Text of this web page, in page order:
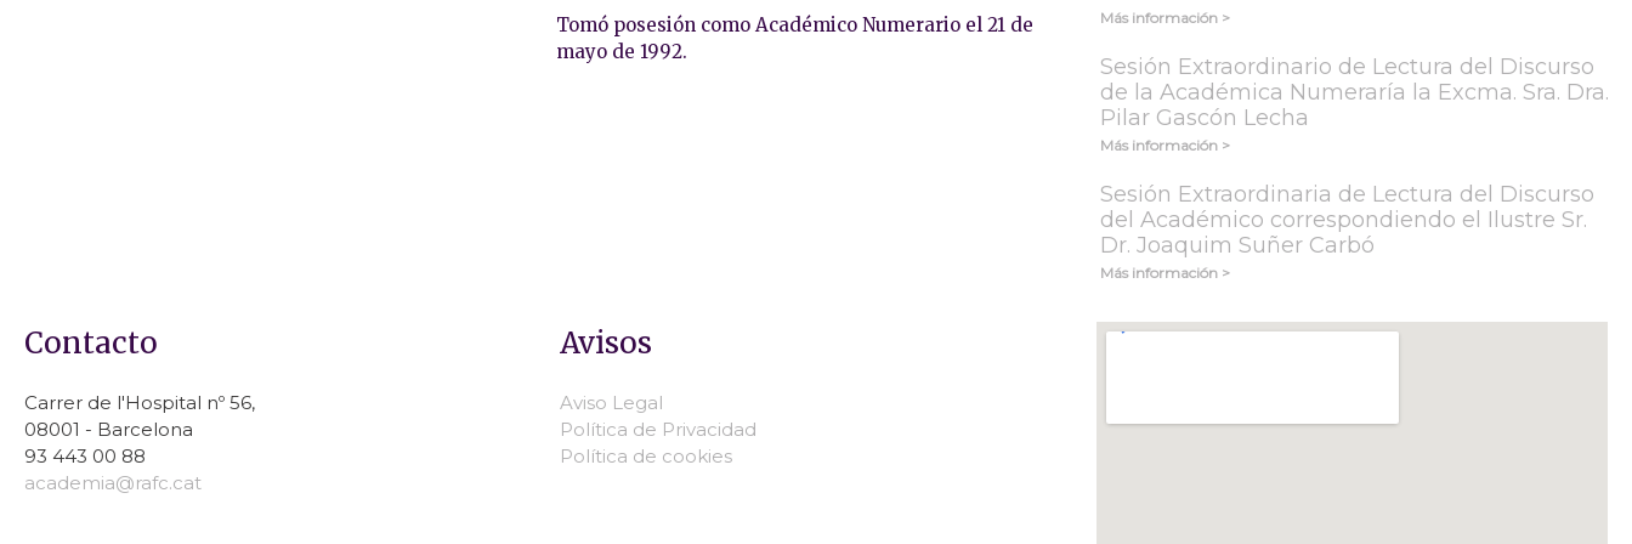
Tomó posesión como Académico Numerario el 21 de
mayo de 1992.
Más información >
Sesión Extraordinario de Lectura del Discurso
de la Académica Numeraría la Excma. Sra. Dra.
Pilar Gascón Lecha
Más información >
Sesión Extraordinaria de Lectura del Discurso
del Académico correspondiendo el Ilustre Sr.
Dr. Joaquim Suñer Carbó
Más información >
Contacto
Carrer de l'Hospital nº 56,
08001 - Barcelona
93 443 00 88
academia@rafc.cat
Avisos
Aviso Legal
Política de Privacidad
Política de cookies